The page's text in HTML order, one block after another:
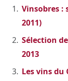
Vinsobres :
2011)
Sélection
2013
Les vins du